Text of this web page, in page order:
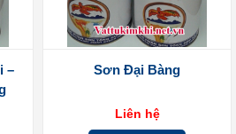
–
Sơn Đại Bàng
Liên hệ